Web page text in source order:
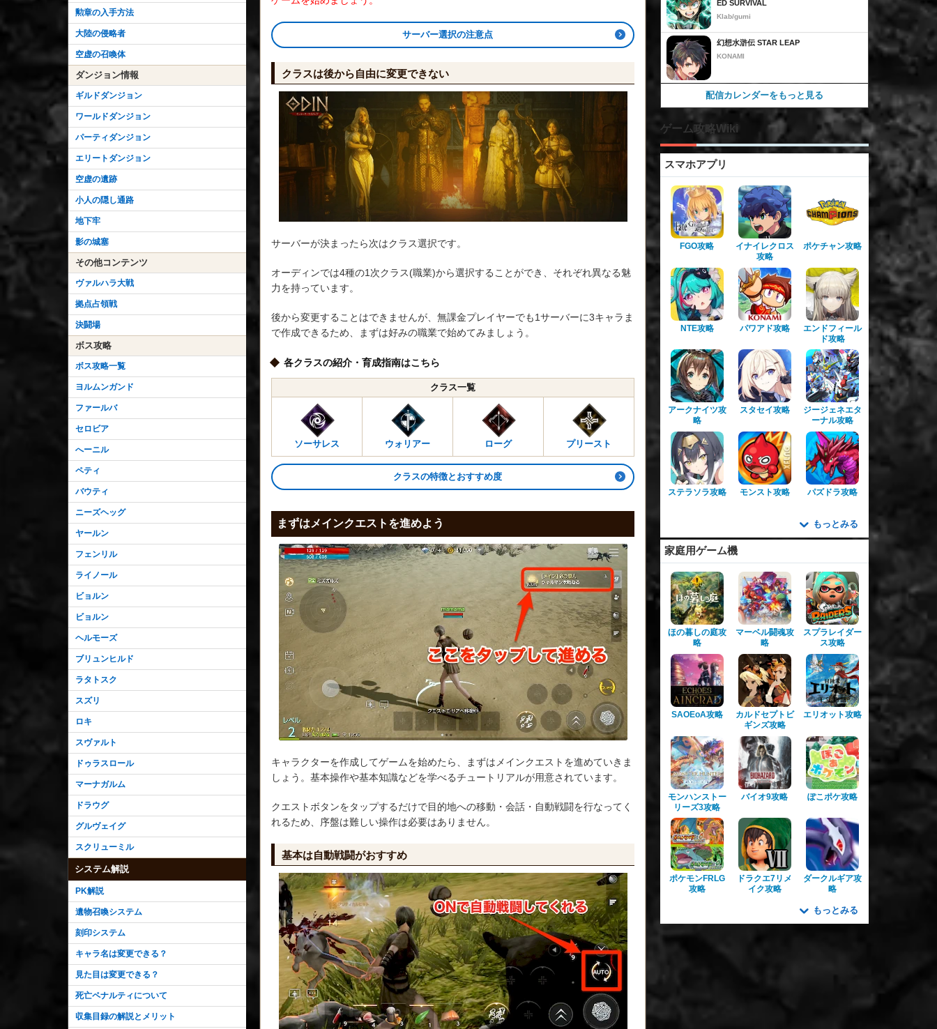
サーバー選択の注意点
クラスは後から自由に変更できない
サーバーが決まったら次はクラス選択です。
オーディンでは4種の1次クラス(職業)から選択することができ、それぞれ異なる魅
力を持っています。
後から変更することはできませんが、無課金プレイヤーでも1サーバーに3キャラま
で作成できるため、まずは好みの職業で始めてみましょう。
各クラスの紹介・育成指南はこちら
クラス一覧
ソーサレス ウォリアー ローグ プリースト
クラスの特徴とおすすめ度
まずはメインクエストを進めよう
キャラクターを作成してゲームを始めたら、まずはメインクエストを進めていきま
しょう。基本操作や基本知識などを学べるチュートリアルが用意されています。
クエストボタンをタップするだけで目的地への移動・会話・自動戦闘を行なってく
れるため、序盤は難しい操作は必要はありません。
基本は自動戦闘がおすすめ
勲章の入手方法
大陸の侵略者
空虚の召喚体
ダンジョン情報
ギルドダンジョン
ワールドダンジョン
パーティダンジョン
エリートダンジョン
空虚の遺跡
小人の隠し通路
地下牢
影の城塞
その他コンテンツ
ヴァルハラ大戦
拠点占領戦
決闘場
ボス攻略
ボス攻略一覧
ヨルムンガンド
ファールバ
セロビア
へーニル
ペティ
バウティ
ニーズヘッグ
ヤールン
フェンリル
ライノール
ビョルン
ビョルン
ヘルモーズ
ブリュンヒルド
ラタトスク
スズリ
ロキ
スヴァルト
ドゥラスロール
マーナガルム
ドラウグ
グルヴェイグ
スクリューミル
システム解説
PK解説
遺物召喚システム
刻印システム
キャラ名は変更できる？
見た目は変更できる？
死亡ペナルティについて
収集目録の解説とメリット
ED SURVIVAL
Klab/gumi
幻想水滸伝 STAR LEAP
KONAMI
配信カレンダーをもっと見る
ゲーム攻略Wiki
スマホアプリ
FGO攻略
イナイレクロス
攻略
ポケチャン攻略
NTE攻略 パワアド攻略
エンドフィール
ド攻略
アークナイツ攻
略
スタセイ攻略
ジージェネエタ
ーナル攻略
ステラソラ攻略 モンスト攻略 パズドラ攻略
もっとみる
家庭用ゲーム機
ほの暮しの庭攻
略
マーベル闘魂攻
略
スプラレイダー
ス攻略
SAOEoA攻略
カルドセプトビ
ギンズ攻略
エリオット攻略
モンハンストー
リーズ3攻略
バイオ9攻略 ぽこポケ攻略
ポケモンFRLG
攻略
ドラクエ7リメ
イク攻略
ダークルギア攻
略
もっとみる